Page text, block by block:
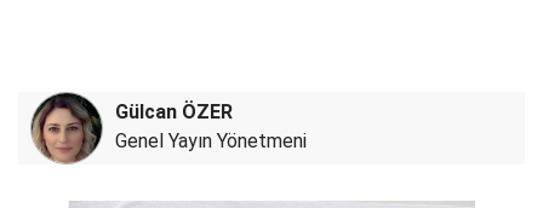
Gülcan ÖZER
Genel Yayın Yönetmeni